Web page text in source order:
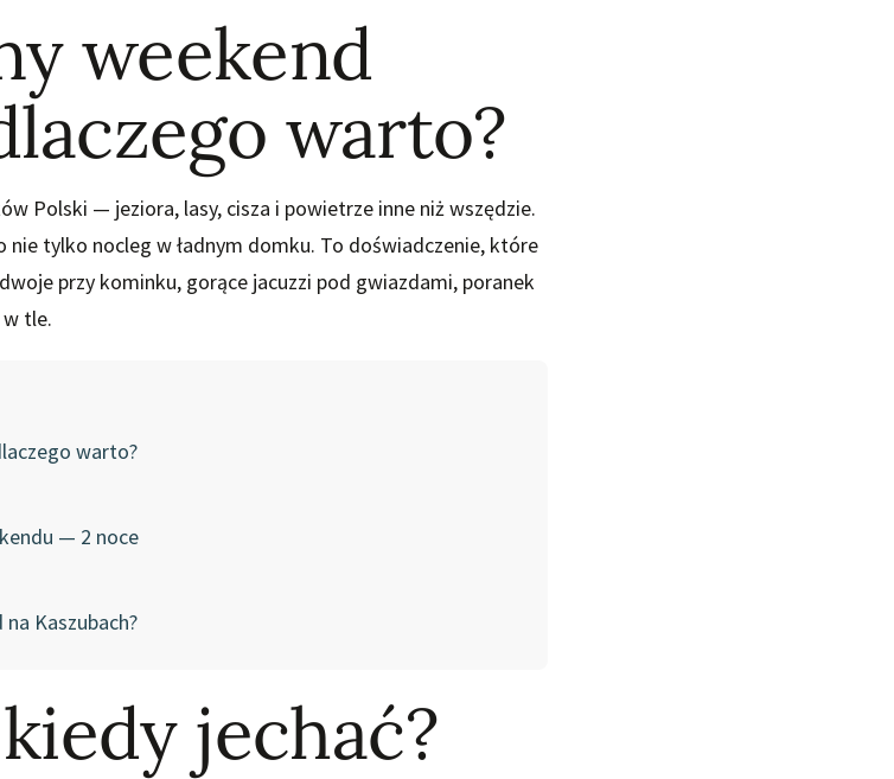
weekend
warto?
Polski — jeziora, lasy, cisza i powietrze inne niż wszędzie.
nie tylko nocleg w ładnym domku. To doświadczenie, które
przy kominku, gorące jacuzzi pod gwiazdami, poranek
tle.
warto?
— 2 noce
Kaszubach?
jechać?